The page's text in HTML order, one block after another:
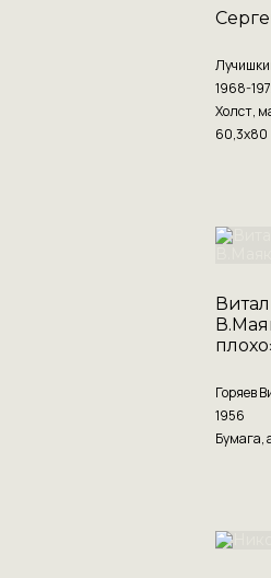
1968-
Холст,
60,3х80
Горяев
1956
Бумага,